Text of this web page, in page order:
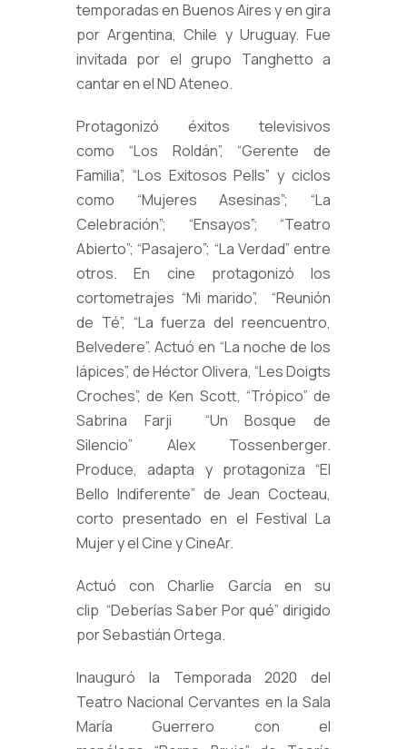
temporadas en Buenos Aires y en gira
por Argentina, Chile y Uruguay. Fue
invitada por el grupo Tanghetto a
cantar en el ND Ateneo.
Protagonizó éxitos televisivos
como “Los Roldán”, “Gerente de
Familia”, “Los Exitosos Pells” y ciclos
como “Mujeres Asesinas”; “La
Celebración”; “Ensayos”; “Teatro
Abierto”; “Pasajero”; “La Verdad” entre
otros. En cine protagonizó los
cortometrajes “Mi marido”, “Reunión
de Té”, “La fuerza del reencuentro,
Belvedere”. Actuó en “La noche de los
lápices”, de Héctor Olivera, “Les Doigts
Croches”, de Ken Scott, “Trópico” de
Sabrina Farji “Un Bosque de
Silencio” Alex Tossenberger.
Produce, adapta y protagoniza “El
Bello Indiferente” de Jean Cocteau,
corto presentado en el Festival La
Mujer y el Cine y CineAr.
Actuó con Charlie García en su
clip “Deberías Saber Por qué” dirigido
por Sebastián Ortega.
Inauguró la Temporada 2020 del
Teatro Nacional Cervantes en la Sala
María Guerrero con el